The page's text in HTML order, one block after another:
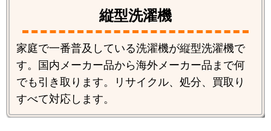
縦型洗濯機
家庭で一番普及している洗濯機が縦型洗濯機で
す。国内メーカー品から海外メーカー品まで何
でも引き取ります。リサイクル、処分、買取り
すべて対応します。